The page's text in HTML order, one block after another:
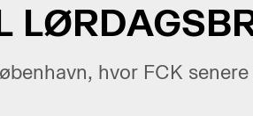
hvor FCK